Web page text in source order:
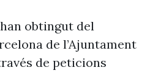
obtingut del
de l’Ajuntament
de peticions